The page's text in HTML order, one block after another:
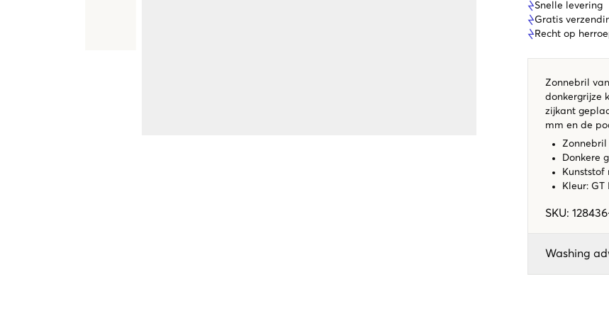
Snelle levering
Gratis
Recht op
Zonnebril
donkergrijze
zijkant
mm en de
Zonnebril
Donkere
Kunststof
Kleur: GT
SKU:
Washing